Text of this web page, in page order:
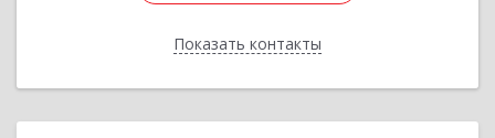
Показать контакты
Назад